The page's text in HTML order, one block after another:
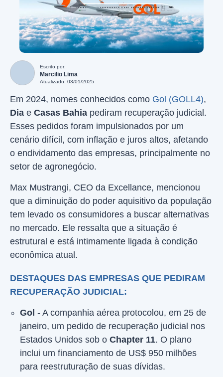
Escrito por:
Marcilio Lima
Atualizado: 03/01/2025
Em 2024, nomes conhecidos como Gol (GOLL4),
Dia e Casas Bahia pediram recuperação judicial.
Esses pedidos foram impulsionados por um
cenário difícil, com inflação e juros altos, afetando
o endividamento das empresas, principalmente no
setor de agronegócio.
Max Mustrangi, CEO da Excellance, mencionou
que a diminuição do poder aquisitivo da população
tem levado os consumidores a buscar alternativas
no mercado. Ele ressalta que a situação é
estrutural e está intimamente ligada à condição
econômica atual.
DESTAQUES DAS EMPRESAS QUE PEDIRAM
RECUPERAÇÃO JUDICIAL:
Gol - A companhia aérea protocolou, em 25 de
janeiro, um pedido de recuperação judicial nos
Estados Unidos sob o Chapter 11. O plano
inclui um financiamento de US$ 950 milhões
para reestruturação de suas dívidas.